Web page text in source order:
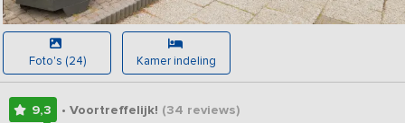
Foto's (24) Kamer indeling
9,3 • Voortreffelijk! (34 reviews)